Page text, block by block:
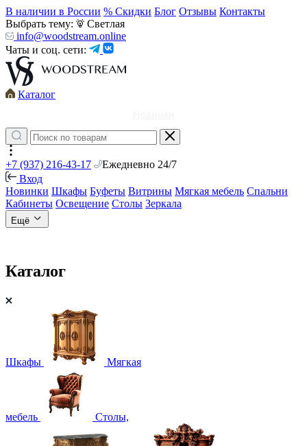
В наличии в России % Скидки Блог Отзывы Контакты
Выбрать тему:
Светлая
info@woodstream.online
Чаты и соц. сети:
Каталог
+7 (937) 216-43-17
Ежедневно 24/7
Вход
Новинки Шкафы Буфеты Витрины Мягкая мебель Спальни
Кабинеты Освещение Столы Зеркала
Ещё
Каталог
Шкафы Мягкая
мебель Столы,